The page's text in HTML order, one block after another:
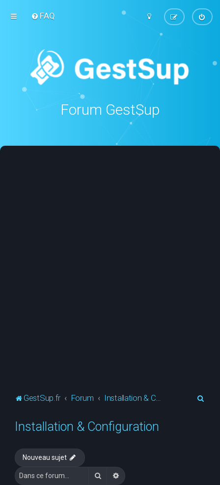
FAQ
Forum GestSup
GestSup.fr Forum
Installation & Configuration
Nouveau sujet
RechercherRecherche avancée